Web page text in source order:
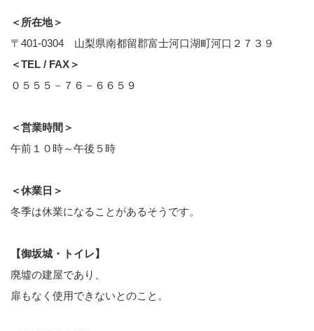
＜所在地＞
〒401-0304 山梨県南都留郡富士河口湖町河口２７３９
＜TEL / FAX＞
０５５５－７６－６６５９
＜営業時間＞
午前１０時～午後５時
＜休業日＞
冬季は休業になることがあるそうです。
【御坂城・トイレ】
廃墟の建屋であり、
扉もなく使用できないとのこと。